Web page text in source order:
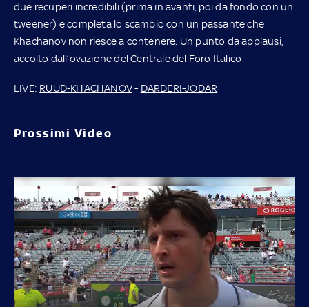
due recuperi incredibili (prima in avanti, poi da fondo con un
tweener) e completa lo scambio con un passante che
Khachanov non riesce a contenere. Un punto da applausi,
accolto dall’ovazione del Centrale del Foro Italico
LIVE: RUUD-KHACHANOV- DARDERI-JODAR
Prossimi Video